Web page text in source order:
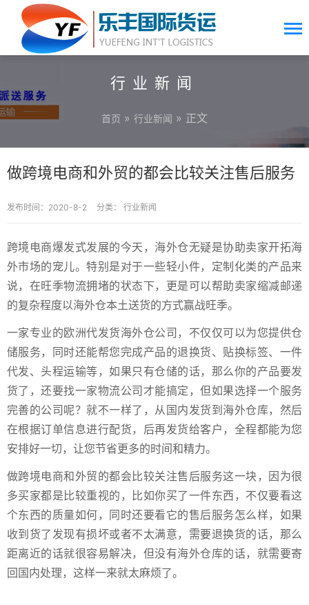
行业新闻
首页 » 行业新闻 » 正文
做跨境电商和外贸的都会比较关注售后服务
发布时间：2020-8-2 分类： 行业新闻
跨境电商爆发式发展的今天，海外仓无疑是协助卖家开拓海
外市场的宠儿。特别是对于一些轻小件，定制化类的产品来
说，在旺季物流拥堵的状态下，更是可以帮助卖家缩减邮递
的复杂程度以海外仓本土送货的方式赢战旺季。
一家专业的欧洲代发货海外仓公司，不仅仅可以为您提供仓
储服务，同时还能帮您完成产品的退换货、贴换标签、一件
代发、头程运输等，如果只有仓储的话，那么你的产品要发
货了，还要找一家物流公司才能搞定，但如果选择一个服务
完善的公司呢？就不一样了，从国内发货到海外仓库，然后
在根据订单信息进行配货，后再发货给客户，全程都能为您
安排好一切，让您节省更多的时间和精力。
做跨境电商和外贸的都会比较关注售后服务这一块，因为很
多买家都是比较重视的，比如你买了一件东西，不仅要看这
个东西的质量如何，同时还要看它的售后服务怎么样，如果
收到货了发现有损坏或者不太满意，需要退换货的话，那么
距离近的话就很容易解决，但没有海外仓库的话，就需要寄
回国内处理，这样一来就太麻烦了。